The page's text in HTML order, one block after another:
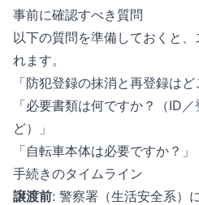
事前に確認すべき質問
以下の質問を準備しておくと
れます。
「防犯登録の抹消と再登録はど
「必要書類は何ですか？（ID
ど）」
「自転車本体は必要ですか？」
手続きのタイムライン
譲渡前: 警察署（生活安全系）